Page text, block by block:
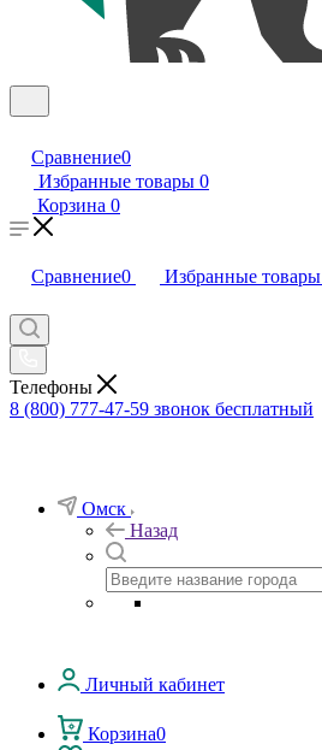
Сравнение0
Избранные товары 0
Корзина 0
Сравнение0 Избранные товары
Телефоны
8 (800) 777-47-59 звонок бесплатный
Омск
Назад
Личный кабинет
Корзина0